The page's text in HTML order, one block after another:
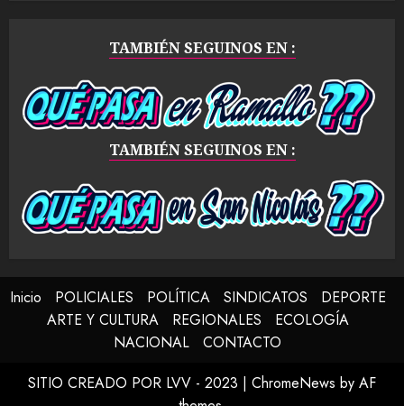
TAMBIÉN SEGUINOS EN :
TAMBIÉN SEGUINOS EN :
Inicio POLICIALES POLÍTICA SINDICATOS
DEPORTE
ARTE Y CULTURA
REGIONALES
ECOLOGÍA
NACIONAL
CONTACTO
SITIO CREADO POR LVV - 2023 | ChromeNews by AF